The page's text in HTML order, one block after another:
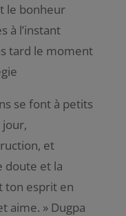
le bonheur
à l’instant
tard le moment
se font à petits
jour,
et
doute et la
ton esprit en
aime. » Dugpa